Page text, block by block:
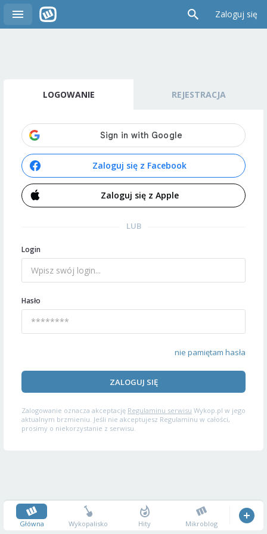
Zaloguj się
LOGOWANIE REJESTRACJA
Zaloguj się z Facebook
Zaloguj się z Apple
LUB
Login
Hasło
nie pamiętam hasła
ZALOGUJ SIĘ
Zalogowanie oznacza akceptację Regulaminu serwisu Wykop.pl w jego
aktualnym brzmieniu. Jeśli nie akceptujesz Regulaminu w całości,
prosimy o niekorzystanie z serwisu.
Główna Wykopalisko Hity Mikroblog